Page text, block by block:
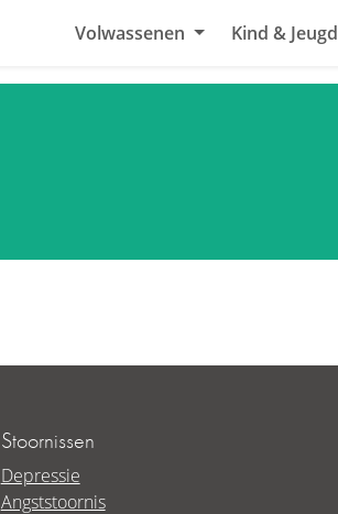
Volwassenen Kind & Jeugd
Stoornissen
Depressie
Angststoornis